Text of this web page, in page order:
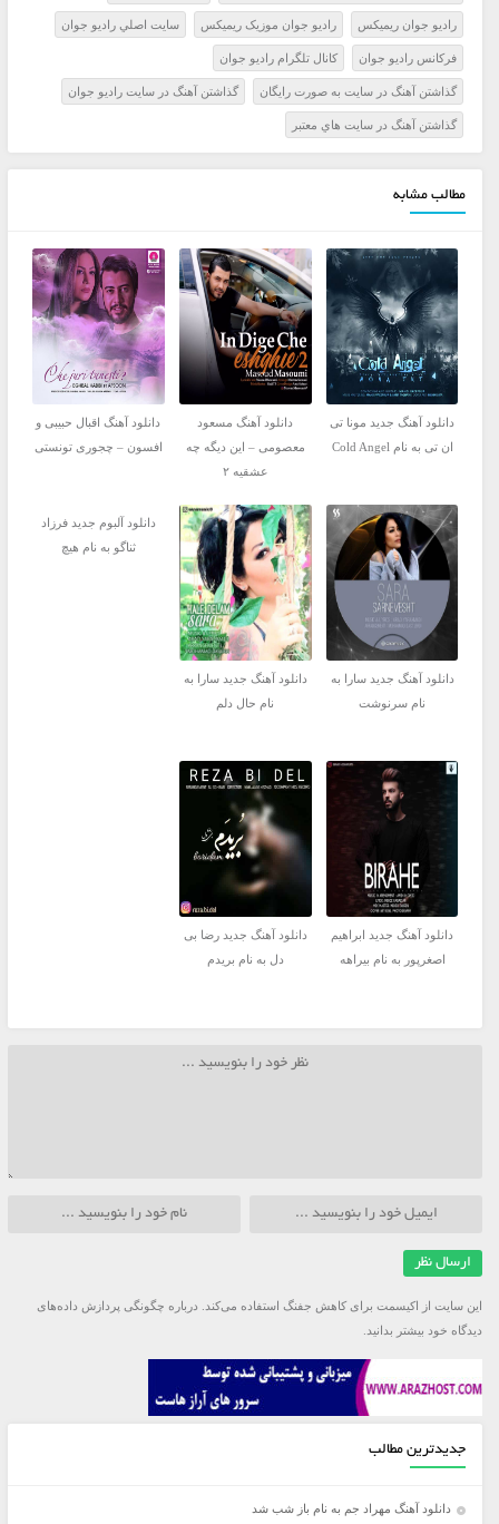
راديو جوان ريميکس راديو جوان موزيک ريميکس سايت اصلي راديو جوان
فرکانس راديو جوان کانال تلگرام راديو جوان
گذاشتن آهنگ در سايت به صورت رايگان گذاشتن آهنگ در سايت راديو جوان
گذاشتن آهنگ در سايت هاي معتبر
مطالب مشابه
دانلود آهنگ جدید مونا تی
ان تی به نام Cold Angel
دانلود آهنگ مسعود
معصومی – این دیگه چه
عشقیه ۲
دانلود آهنگ اقبال حبیبی و
افسون – چجوری تونستی
دانلود آهنگ جدید سارا به
نام سرنوشت
دانلود آهنگ جدید سارا به
نام حال دلم
دانلود آلبوم جدید فرزاد
ثناگو به نام هیچ
دانلود آهنگ جدید ابراهیم
اصغرپور به نام بیراهه
دانلود آهنگ جدید رضا بی
دل به نام بریدم
این سایت از اکیسمت برای کاهش جفنگ استفاده می‌کند. درباره چگونگی پردازش داده‌های
دیدگاه خود بیشتر بدانید.
جدیدترین مطالب
دانلود آهنگ مهراد جم به نام باز شب شد